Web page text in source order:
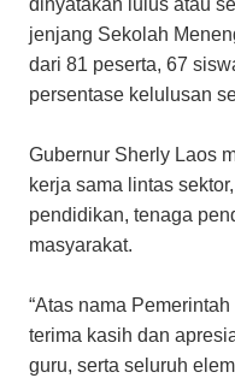
dinyatakan lulus atau
jenjang Sekolah
dari 81 peserta, 67
persentase kelulusan
Gubernur Sherly Laos
kerja sama lintas
pendidikan, tenaga
masyarakat.
“Atas nama
terima kasih dan
guru, serta seluruh